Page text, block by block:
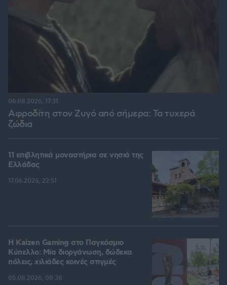
Αφροδίτη στον Ζυγό από σήμερα: Τα τυχερά
ζώδια
06.08.2026, 17:31
11 επιβλητικά μοναστήρια σε νησιά της
Ελλάδας
17.06.2026, 22:51
H Kaizen Gaming στο Παγκόσμιο
Kύπελλο: Μία διοργάνωση, δώδεκα
πόλεις, χιλιάδες κοινές στιγμές
05.08.2026, 08:38